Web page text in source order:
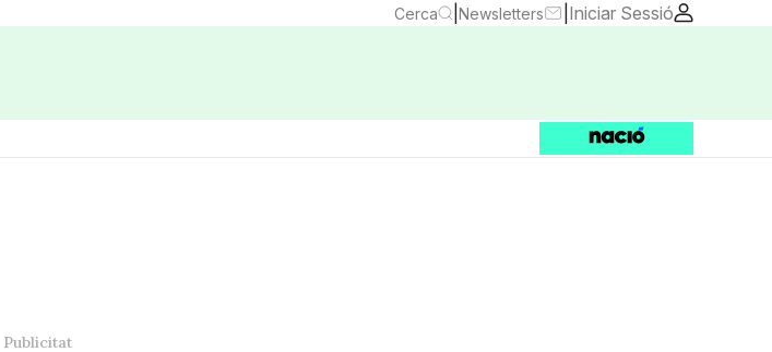
Cerca Newsletters Iniciar Sessió